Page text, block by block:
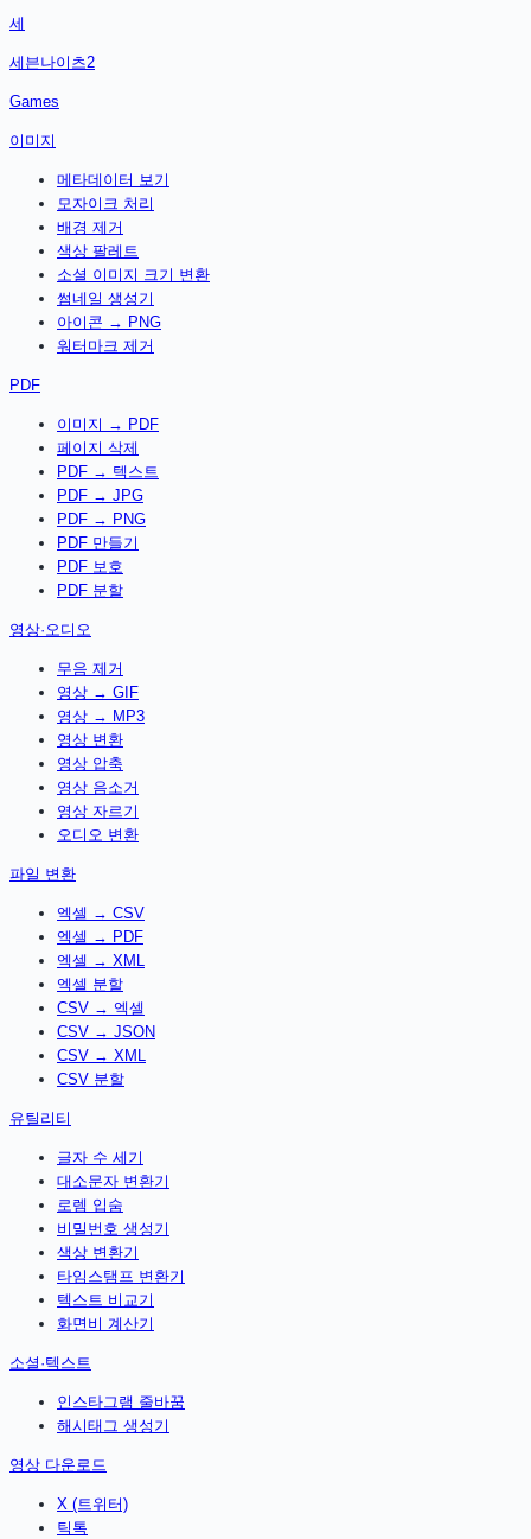
세
세븐나이츠2
Games
이미지
메타데이터 보기
모자이크 처리
배경 제거
색상 팔레트
소셜 이미지 크기 변환
썸네일 생성기
아이콘 → PNG
워터마크 제거
PDF
이미지 → PDF
페이지 삭제
PDF → 텍스트
PDF → JPG
PDF → PNG
PDF 만들기
PDF 보호
PDF 분할
영상·오디오
무음 제거
영상 → GIF
영상 → MP3
영상 변환
영상 압축
영상 음소거
영상 자르기
오디오 변환
파일 변환
엑셀 → CSV
엑셀 → PDF
엑셀 → XML
엑셀 분할
CSV → 엑셀
CSV → JSON
CSV → XML
CSV 분할
유틸리티
글자 수 세기
대소문자 변환기
로렘 입숨
비밀번호 생성기
색상 변환기
타임스탬프 변환기
텍스트 비교기
화면비 계산기
소셜·텍스트
인스타그램 줄바꿈
해시태그 생성기
영상 다운로드
X (트위터)
틱톡